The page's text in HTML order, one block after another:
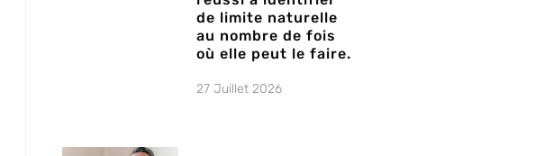
de limite naturelle
au nombre de fois
où elle peut le faire.
27 Juillet 2026